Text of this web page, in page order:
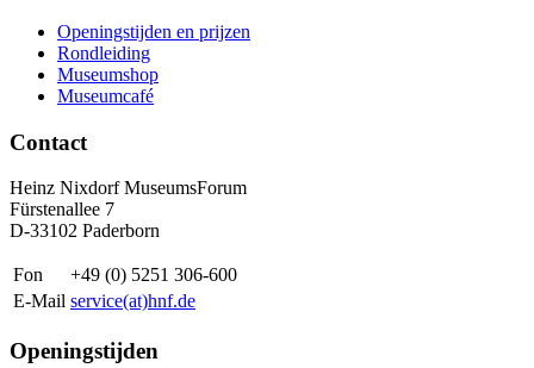
Openingstijden en prijzen
Rondleiding
Museumshop
Museumcafé
Contact
Heinz Nixdorf MuseumsForum
Fürstenallee 7
D-33102 Paderborn
Fon
+49 (0) 5251 306-600
E-Mail service(at)hnf.de
Openingstijden